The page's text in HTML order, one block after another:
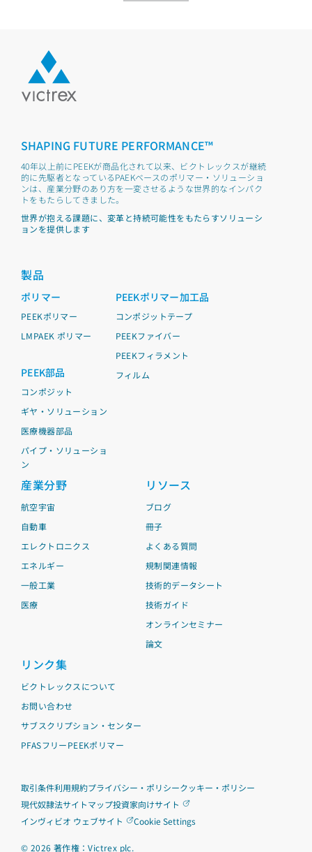
SHAPING FUTURE PERFORMANCE™
40年以上前にPEEKが商品化されて以来、ビクトレックスが継続
的に先駆者となっているPAEKベースのポリマー・ソリューショ
ンは、産業分野のあり方を一変させるような世界的なインパク
トをもたらしてきました。
世界が抱える課題に、変革と持続可能性をもたらすソリューシ
ョンを提供します
製品
ポリマー
PEEKポリマー
LMPAEK ポリマー
PEEK部品
コンポジット
ギヤ・ソリューション
医療機器部品
パイプ・ソリューショ
ン
PEEKポリマー加工品
コンポジットテープ
PEEKファイバー
PEEKフィラメント
フィルム
産業分野
航空宇宙
自動車
エレクトロニクス
エネルギー
一般工業
医療
リソース
ブログ
冊子
よくある質問
規制関連情報
技術的データシート
技術ガイド
オンラインセミナー
論文
リンク集
ビクトレックスについて
お問い合わせ
サブスクリプション・センター
PFASフリーPEEKポリマー
取引条件利用規約プライバシー・ポリシークッキー・ポリシー
現代奴隷法サイトマップ投資家向けサイト
インヴィビオ ウェブサイト
Cookie Settings
© 2026 著作権：Victrex plc.